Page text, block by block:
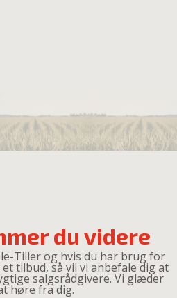
du videre
Tiller og hvis du har brug for
tilbud, så vil vi anbefale dig at
salgsrådgivere. Vi glæder
høre fra dig.